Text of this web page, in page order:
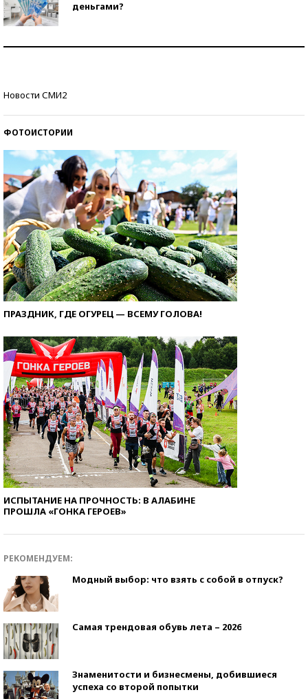
деньгами?
Новости СМИ2
ФОТОИСТОРИИ
ПРАЗДНИК, ГДЕ ОГУРЕЦ — ВСЕМУ ГОЛОВА!
ИСПЫТАНИЕ НА ПРОЧНОСТЬ: В АЛАБИНЕ
ПРОШЛА «ГОНКА ГЕРОЕВ»
РЕКОМЕНДУЕМ:
Модный выбор: что взять с собой в отпуск?
Самая трендовая обувь лета – 2026
Знаменитости и бизнесмены, добившиеся
успеха со второй попытки